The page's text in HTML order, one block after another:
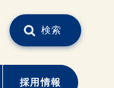
検索
採用情報